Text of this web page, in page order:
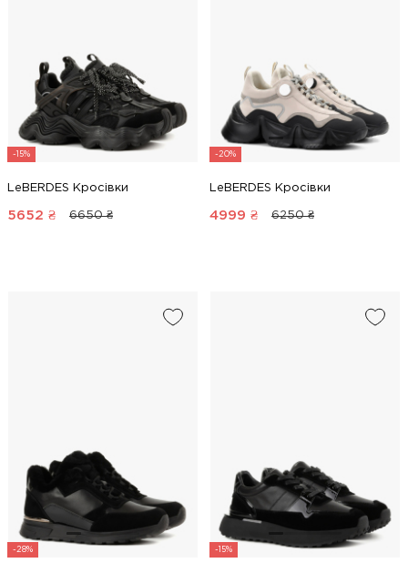
-15%
LeBERDES Кросівки
5652 ₴ 6650 ₴
-20%
LeBERDES Кросівки
4999 ₴ 6250 ₴
-28% -15%